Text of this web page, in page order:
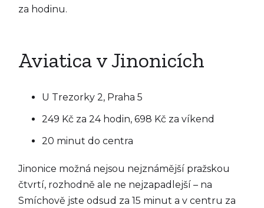
za hodinu.
Aviatica v Jinonicích
U Trezorky 2, Praha 5
249 Kč za 24 hodin, 698 Kč za víkend
20 minut do centra
Jinonice možná nejsou nejznámější pražskou
čtvrtí, rozhodně ale ne nejzapadlejší – na
Smíchově jste odsud za 15 minut a v centru za